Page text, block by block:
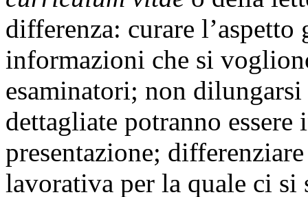
differenza: curare
informazioni che si
esaminatori; non
dettagliate potranno
presentazione;
lavorativa per la quale ci si